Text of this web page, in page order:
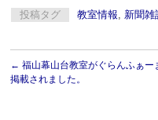
投稿タグ 教室情報 新聞雑
← 福山幕山台教室がぐらんふぁー
掲載されました。